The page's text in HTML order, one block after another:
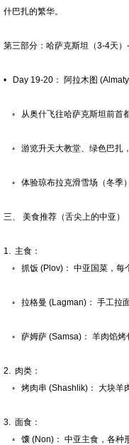
什巴扎的繁华。
第三部分：哈萨克斯坦（3-4天
• Day 19-20： 阿拉木图
◦ 从奥什飞往哈萨克斯坦前首
◦ 游览升天大教堂、绿色巴扎
◦ 体验琼布拉克滑雪场（冬季
三、 美食推荐（舌尖上的中亚）
1. 主食：
◦ 抓饭 (Plov)： 中亚国菜，每
◦ 拉格曼 (Lagman)： 手工拉面
◦ 萨姆萨 (Samsa)： 羊肉馅烤
2. 肉类：
◦ 烤肉串 (Shashlik)： 大块羊
3. 面食：
◦ 馕 (Non)： 中亚主食，各种